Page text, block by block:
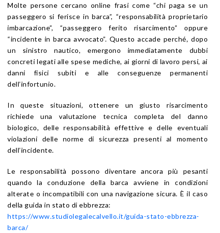
Molte persone cercano online frasi come “chi paga se un
passeggero si ferisce in barca”, “responsabilità proprietario
imbarcazione”, “passeggero ferito risarcimento” oppure
“incidente in barca avvocato”. Questo accade perché, dopo
un sinistro nautico, emergono immediatamente dubbi
concreti legati alle spese mediche, ai giorni di lavoro persi, ai
danni fisici subiti e alle conseguenze permanenti
dell’infortunio.
In queste situazioni, ottenere un giusto risarcimento
richiede una valutazione tecnica completa del danno
biologico, delle responsabilità effettive e delle eventuali
violazioni delle norme di sicurezza presenti al momento
dell’incidente.
Le responsabilità possono diventare ancora più pesanti
quando la conduzione della barca avviene in condizioni
alterate o incompatibili con una navigazione sicura. È il caso
della guida in stato di ebbrezza:
https://www.studiolegalecalvello.it/guida-stato-ebbrezza-
barca/